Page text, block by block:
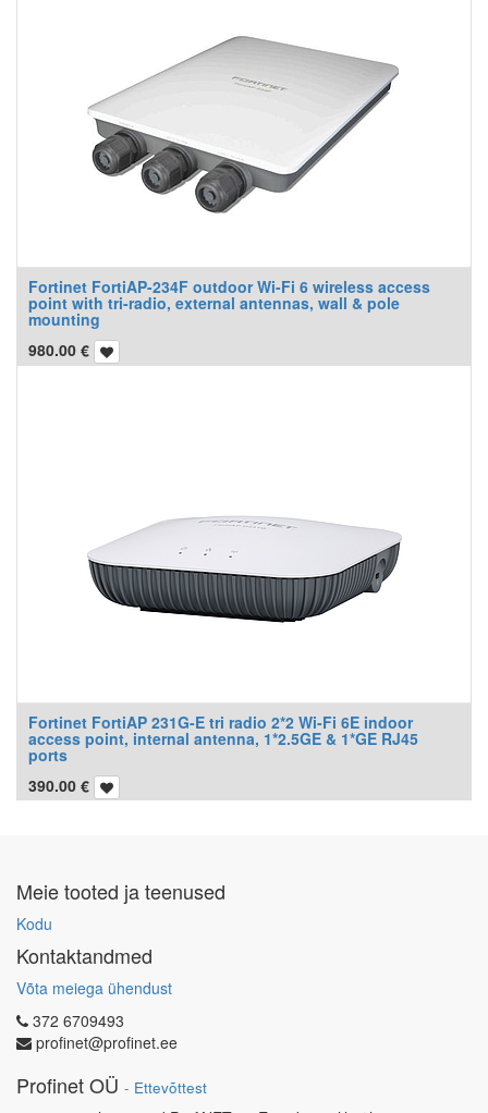
Fortinet FortiAP-234F outdoor Wi-Fi 6 wireless access
point with tri-radio, external antennas, wall & pole
mounting
980.00 €
Fortinet FortiAP 231G-E tri radio 2*2 Wi-Fi 6E indoor
access point, internal antenna, 1*2.5GE & 1*GE RJ45
ports
390.00 €
Meie tooted ja teenused
Kodu
Kontaktandmed
Võta meiega ühendust
372 6709493
profinet@profinet.ee
Profinet OÜ - Ettevõttest